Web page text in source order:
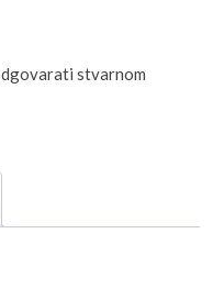
stvarnom